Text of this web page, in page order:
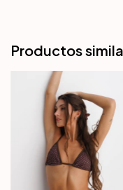
Productos